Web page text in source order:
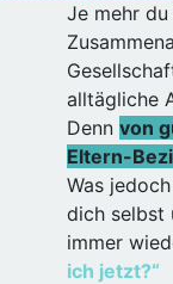
Je mehr
alltägliche
Denn von
Eltern-
Was
dich selbst
immer
ich jetzt?“